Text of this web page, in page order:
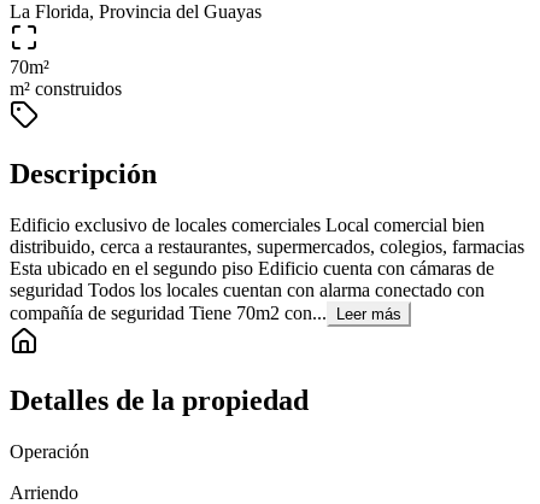
La Florida, Provincia del Guayas
70m²
m² construidos
Descripción
Edificio exclusivo de locales comerciales Local comercial bien
distribuido, cerca a restaurantes, supermercados, colegios, farmacias
Esta ubicado en el segundo piso Edificio cuenta con cámaras de
seguridad Todos los locales cuentan con alarma conectado con
compañía de seguridad Tiene 70m2 con...
Leer más
Detalles de la propiedad
Operación
Arriendo